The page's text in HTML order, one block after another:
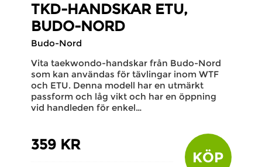
TKD-HANDSKAR ETU,
BUDO-NORD
Budo-Nord
Vita taekwondo-handskar från Budo-Nord
som kan användas för tävlingar inom WTF
och ETU. Denna modell har en utmärkt
passform och låg vikt och har en öppning
vid handleden för enkel…
359 KR
KÖP